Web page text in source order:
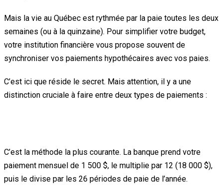
Mais la vie au Québec est rythmée par la paie toutes les deux
semaines (ou à la quinzaine). Pour simplifier votre budget,
votre institution financière vous propose souvent de
synchroniser vos paiements hypothécaires avec vos paies.
C’est ici que réside le secret. Mais attention, il y a une
distinction cruciale à faire entre deux types de paiements :
C’est la méthode la plus courante. La banque prend votre
paiement mensuel de 1 500 $, le multiplie par 12 (18 000 $),
puis le divise par les 26 périodes de paie de l’année.